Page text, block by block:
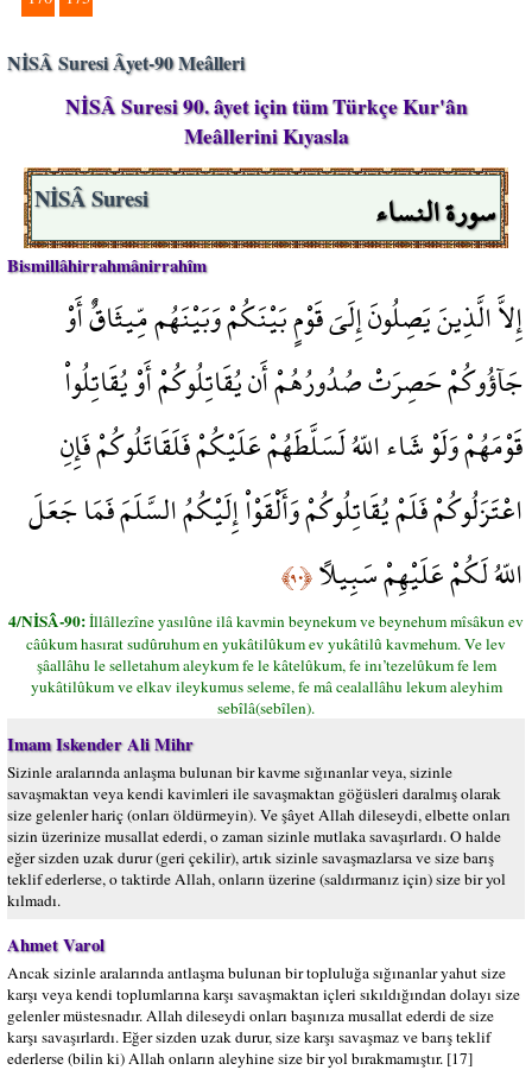
NİSÂ Suresi Âyet-90 Meâlleri
NİSÂ Suresi 90. âyet için tüm Türkçe Kur'ân
Meâllerini Kıyasla
سورة النساء NİSÂ Suresi
Bismillâhirrahmânirrahîm
إِلاَّ الَّذِينَ يَصِلُونَ إِلَىَ قَوْمٍ بَيْنَكُمْ وَبَيْنَهُم مِّيثَاقٌ أَوْ
جَآؤُوكُمْ حَصِرَتْ صُدُورُهُمْ أَن يُقَاتِلُوكُمْ أَوْ يُقَاتِلُواْ
قَوْمَهُمْ وَلَوْ شَاء اللّهُ لَسَلَّطَهُمْ عَلَيْكُمْ فَلَقَاتَلُوكُمْ فَإِنِ
اعْتَزَلُوكُمْ فَلَمْ يُقَاتِلُوكُمْ وَأَلْقَوْاْ إِلَيْكُمُ السَّلَمَ فَمَا جَعَلَ
اللّهُ لَكُمْ عَلَيْهِمْ سَبِيلاً﴿٩٠﴾
4/NİSÂ-90:İllâllezîne yasılûne ilâ kavmin beynekum ve beynehum mîsâkun ev
câûkum hasırat sudûruhum en yukâtilûkum ev yukâtilû kavmehum. Ve lev
şâallâhu le selletahum aleykum fe le kâtelûkum, fe inı’tezelûkum fe lem
yukâtilûkum ve elkav ileykumus seleme, fe mâ cealallâhu lekum aleyhim
sebîlâ(sebîlen).
Imam Iskender Ali Mihr
Sizinle aralarında anlaşma bulunan bir kavme sığınanlar veya, sizinle
savaşmaktan veya kendi kavimleri ile savaşmaktan göğüsleri daralmış olarak
size gelenler hariç (onları öldürmeyin). Ve şâyet Allah dileseydi, elbette onları
sizin üzerinize musallat ederdi, o zaman sizinle mutlaka savaşırlardı. O halde
eğer sizden uzak durur (geri çekilir), artık sizinle savaşmazlarsa ve size barış
teklif ederlerse, o taktirde Allah, onların üzerine (saldırmanız için) size bir yol
kılmadı.
Ahmet Varol
Ancak sizinle aralarında antlaşma bulunan bir topluluğa sığınanlar yahut size
karşı veya kendi toplumlarına karşı savaşmaktan içleri sıkıldığından dolayı size
gelenler müstesnadır. Allah dileseydi onları başınıza musallat ederdi de size
karşı savaşırlardı. Eğer sizden uzak durur, size karşı savaşmaz ve barış teklif
ederlerse (bilin ki) Allah onların aleyhine size bir yol bırakmamıştır. [17]